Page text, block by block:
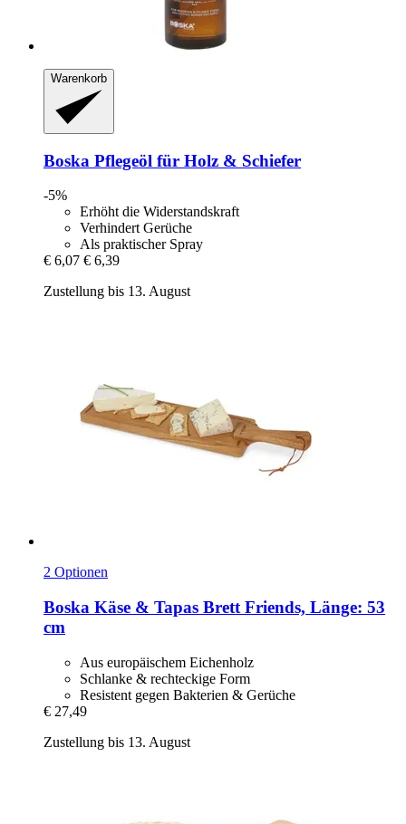
Warenkorb
Boska Pflegeöl für Holz & Schiefer
-5%
Erhöht die Widerstandskraft
Verhindert Gerüche
Als praktischer Spray
€ 6,07 € 6,39
Zustellung bis 13. August
2 Optionen
Boska Käse & Tapas Brett Friends, Länge: 53
cm
Aus europäischem Eichenholz
Schlanke & rechteckige Form
Resistent gegen Bakterien & Gerüche
€ 27,49
Zustellung bis 13. August